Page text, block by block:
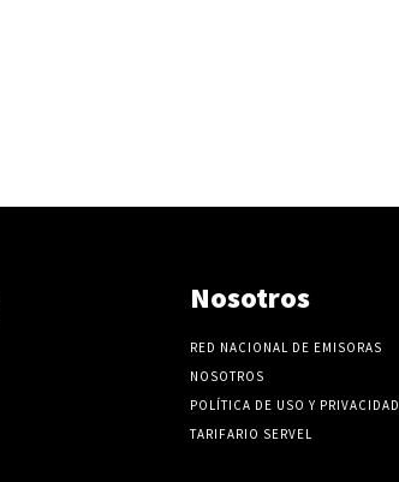
Nosotros
RED NACIONAL DE EMISORAS
NOSOTROS
POLÍTICA DE USO Y PRIVACIDAD
TARIFARIO SERVEL